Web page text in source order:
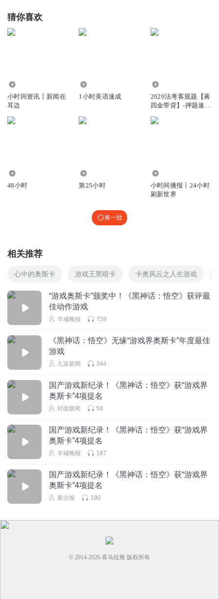
猜你喜欢
小时间资讯丨新闻在
耳边
1小时美语速成
2020法考客观题【蒋
四金带背】-押题速记
48小时 第25小时
小时间播报丨24小时
刷新世界
换一批
相关推荐
心中的奥斯卡 游戏王黑暗卡 卡奥风云之人生游戏
“游戏奥斯卡”颁奖中！《黑神话：悟空》获评最
佳动作游戏
羊城晚报 759
《黑神话：悟空》无缘“游戏界奥斯卡”年度最佳
游戏
九派新闻 344
国产游戏新纪录！《黑神话：悟空》获“游戏界
奥斯卡”4项提名
封面新闻 58
国产游戏新纪录！《黑神话：悟空》获“游戏界
奥斯卡”4项提名
羊城晚报 187
国产游戏新纪录！《黑神话：悟空》获“游戏界
奥斯卡”4项提名
新京报 190
© 2014-2026 喜马拉雅 版权所有